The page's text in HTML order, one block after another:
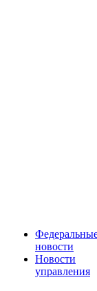
новости
Новости
управления